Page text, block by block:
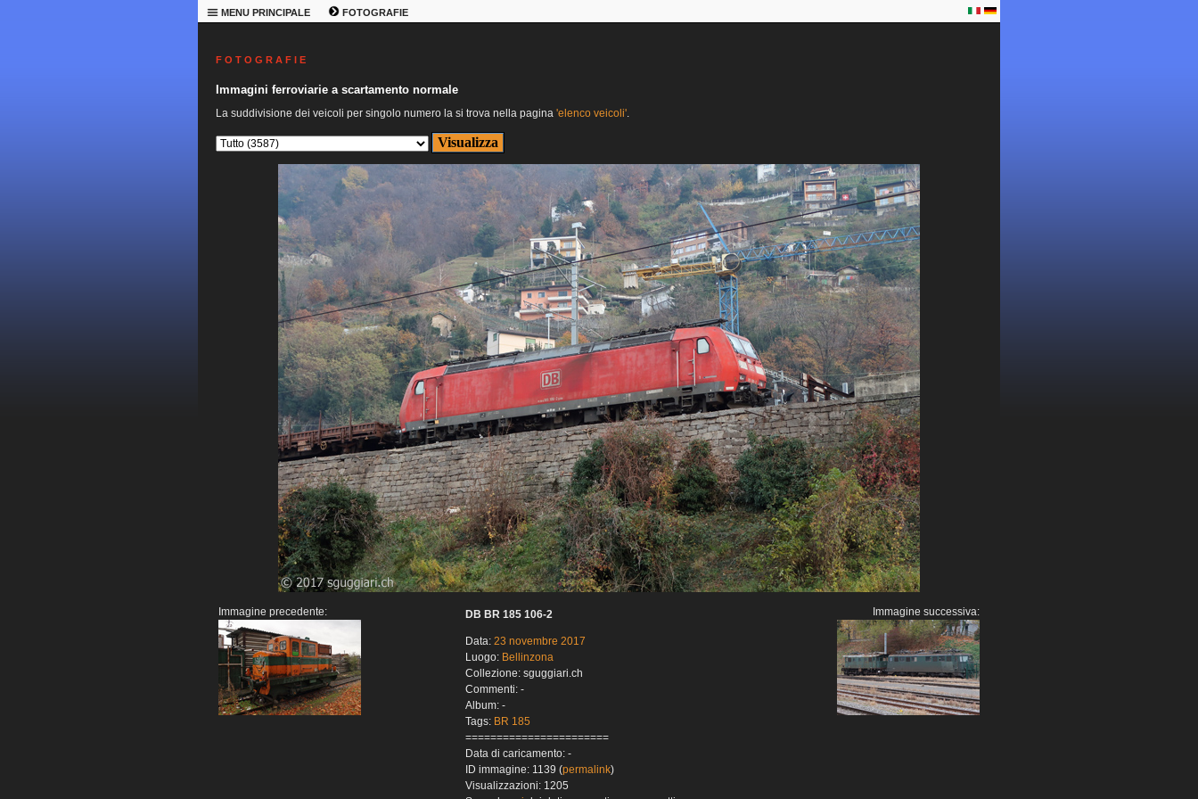
MENU PRINCIPALE FOTOGRAFIE
F O T O G R A F I E
Immagini ferroviarie a scartamento normale
La suddivisione dei veicoli per singolo numero la si trova nella pagina 'elenco veicoli'.
Immagine precedente: DB BR 185 106-2
Data: 23 novembre 2017
Luogo: Bellinzona
Collezione: sguggiari.ch
Commenti: -
Album: -
Tags: BR 185
=======================
Data di caricamento: -
ID immagine: 1139 (permalink)
Visualizzazioni: 1205
Immagine successiva: